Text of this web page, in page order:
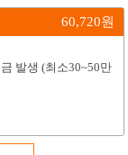
60,720원
발생 (최소30~50만